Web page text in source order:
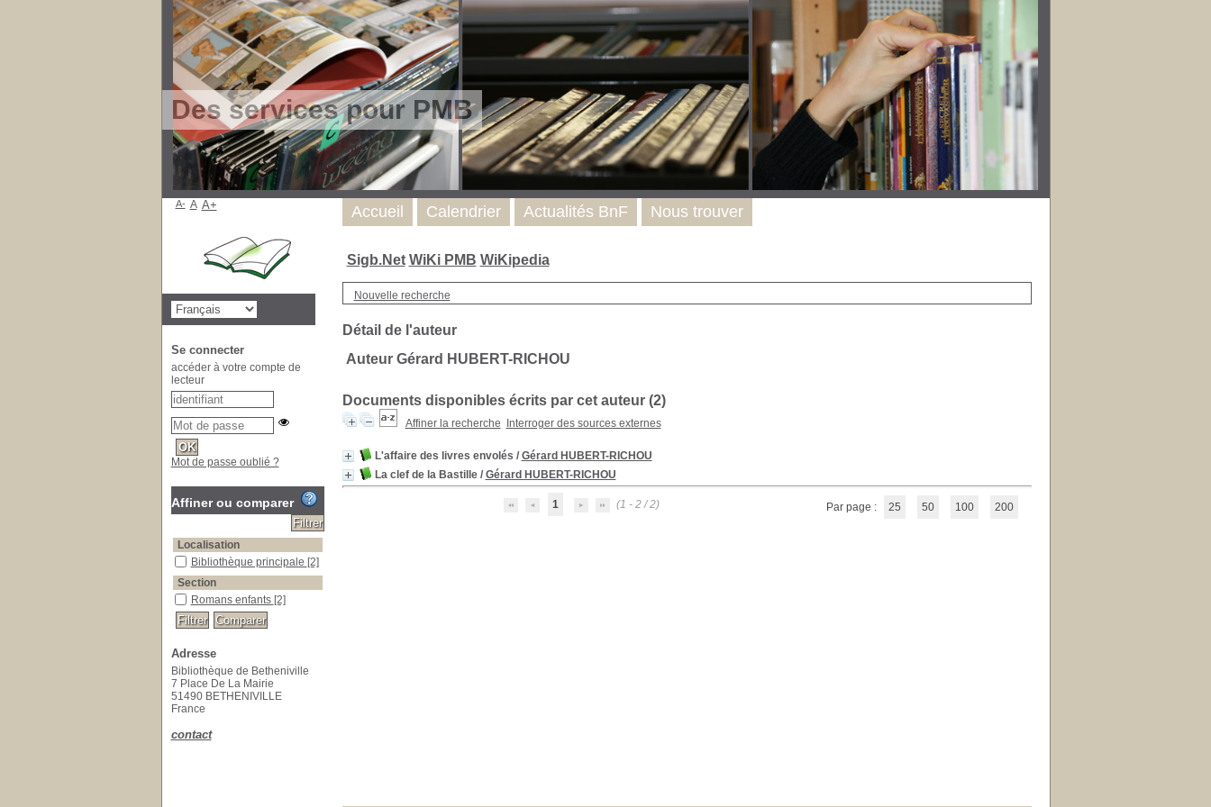
Des services pour PMB
Sigb.Net WiKi PMB WiKipedia
Nouvelle recherche
Détail de l'auteur
Auteur Gérard HUBERT-RICHOU
Documents disponibles écrits par cet auteur (2)
Affiner la recherche Interroger des sources externes
L'affaire des livres envolés / Gérard HUBERT-RICHOU
La clef de la Bastille/ Gérard HUBERT-RICHOU
1 (1 - 2 / 2) Par page : 25 50 100 200
Accueil Calendrier Actualités BnF Nous trouver
A- A A+
Se connecter
accéder à votre compte de
lecteur
Mot de passe oublié ?
Affiner ou comparer
Localisation
Bibliothèque principale [2]
Section
Romans enfants [2]
Adresse
Bibliothèque de Betheniville
7 Place De La Mairie
51490 BETHENIVILLE
France
contact